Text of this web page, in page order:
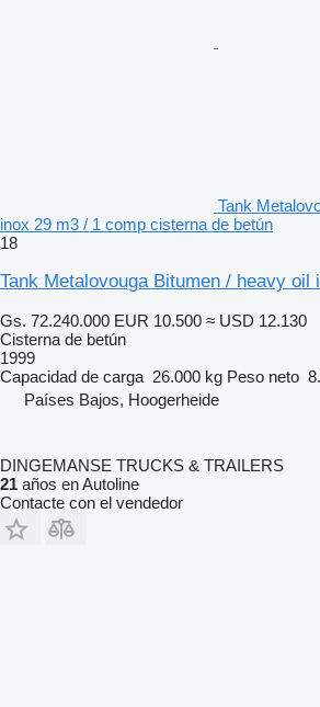
Tank
inox 29 m3 / 1 comp cisterna de betún
18
Tank Metalovouga Bitumen / heavy oil
Gs. 72.240.000 EUR 10.500 ≈ USD 12.130
Cisterna de betún
1999
Capacidad de carga 26.000 kg Peso neto
Países Bajos, Hoogerheide
DINGEMANSE TRUCKS & TRAILERS
21 años en Autoline
Contacte con el vendedor